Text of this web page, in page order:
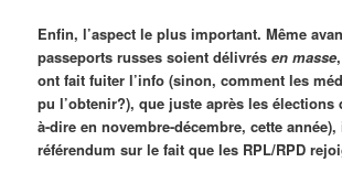
Enfin, l’aspect le plus important. Même
passeports russes soient délivrésen masse
ont fait fuiter l’info (sinon, comment les
pu l’obtenir?), que juste après les élections
à-dire en novembre-décembre, cette
référendum sur le fait que les RPL/RPD